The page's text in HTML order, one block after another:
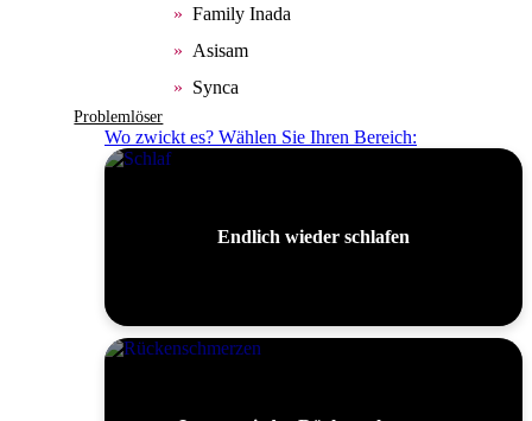
Family Inada
Asisam
Synca
Problemlöser
Wo zwickt es? Wählen Sie Ihren Bereich:
Endlich wieder schlafen